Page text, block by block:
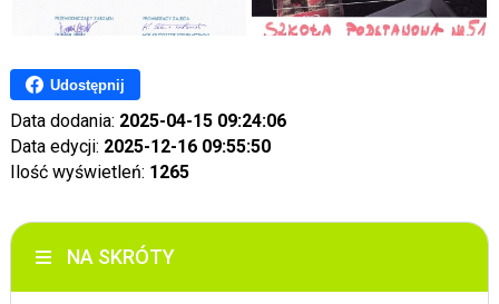
Udostępnij
Data dodania: 2025-04-15 09:24:06
Data edycji: 2025-12-16 09:55:50
Ilość wyświetleń: 1265
NA SKRÓTY